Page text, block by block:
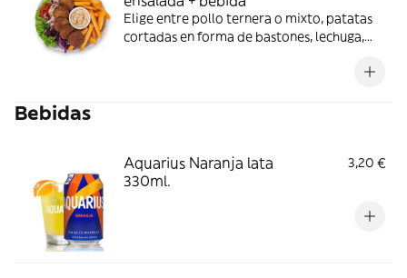
Elige entre pollo ternera o mixto, patatas
cortadas en forma de bastones, lechuga,
maíz, esencia de oliva verde y bebida (330
Bebidas
Aquarius Naranja lata
330ml.
3,20 €